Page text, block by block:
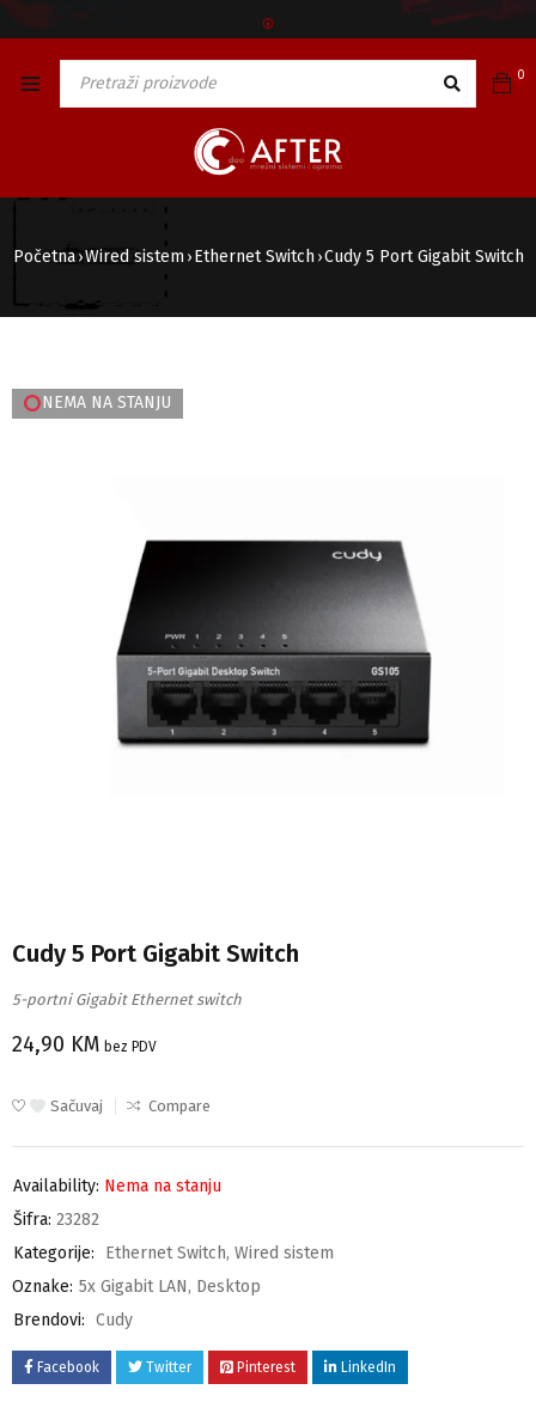
🅯
0
Početna ›Wired sistem › Ethernet Switch ›Cudy 5 Port Gigabit Switch
NEMA NA STANJU
Cudy 5 Port Gigabit Switch
5-portni Gigabit Ethernet switch
24,90 KM bez PDV
Sačuvaj Compare
Availability: Nema na stanju
Šifra: 23282
Kategorije:
Ethernet Switch, Wired sistem
Oznake: 5x Gigabit LAN, Desktop
Brendovi: Cudy
Facebook Twitter Pinterest LinkedIn